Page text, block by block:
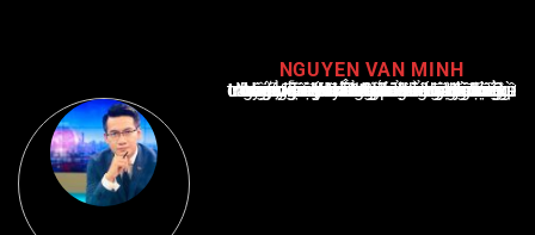
NGUYEN VAN MINH
Nguyễn Văn Minh là một trong những chuyên gia hàng đầu về báo cáo tin tức thể thao tại Việt Nam, với hơn 10 năm hoạt động trong ngành. Ông có kiến thức sâu rộng và kinh nghiệm đáng kể trong việc phân tích và báo cáo về các sự kiện thể thao hàng đầu. Sự hiểu biết sâu sắc của ông về ngành này đã giúp ông xây dựng uy tín và danh tiếng trong cộng đồng báo chí thể thao.